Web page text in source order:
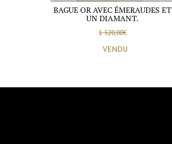
BAGUE OR AVEC ÉMERAUDES ET
UN DIAMANT.
1 520,00€
VENDU